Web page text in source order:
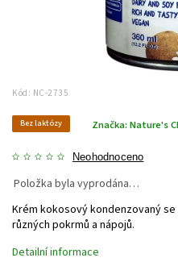
Kód: NC-2735
Bez laktózy
Neohodnoceno
Značka: Nature's
Položka byla vyprodána…
Krém kokosový kondenzovaný
různých pokrmů a nápojů.
Detailní informace